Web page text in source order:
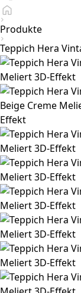
Produkte
Teppich Hera